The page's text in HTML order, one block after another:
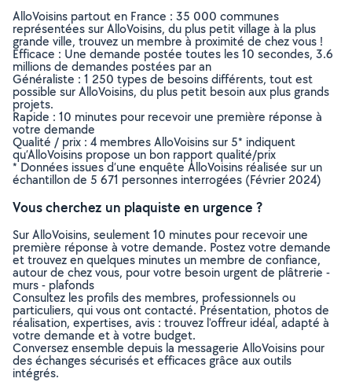
AlloVoisins partout en France : 35 000 communes
représentées sur AlloVoisins, du plus petit village à la plus
grande ville, trouvez un membre à proximité de chez vous !
Efficace : Une demande postée toutes les 10 secondes, 3.6
millions de demandes postées par an
Généraliste : 1 250 types de besoins différents, tout est
possible sur AlloVoisins, du plus petit besoin aux plus grands
projets.
Rapide : 10 minutes pour recevoir une première réponse à
votre demande
Qualité / prix : 4 membres AlloVoisins sur 5* indiquent
qu’AlloVoisins propose un bon rapport qualité/prix
* Données issues d’une enquête AlloVoisins réalisée sur un
échantillon de 5 671 personnes interrogées (Février 2024)
Vous cherchez un plaquiste en urgence ?
Sur AlloVoisins, seulement 10 minutes pour recevoir une
première réponse à votre demande. Postez votre demande
et trouvez en quelques minutes un membre de confiance,
autour de chez vous, pour votre besoin urgent de plâtrerie -
murs - plafonds
Consultez les profils des membres, professionnels ou
particuliers, qui vous ont contacté. Présentation, photos de
réalisation, expertises, avis : trouvez l'offreur idéal, adapté à
votre demande et à votre budget.
Conversez ensemble depuis la messagerie AlloVoisins pour
des échanges sécurisés et efficaces grâce aux outils
intégrés.